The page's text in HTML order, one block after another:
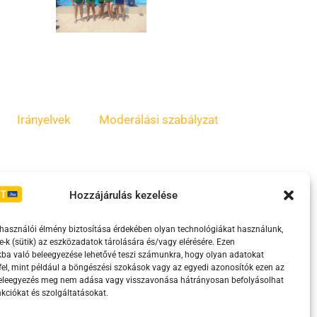
Hozzájárulás kezelése
élmény biztosítása érdekében olyan technológiákat használunk,
k (sütik) az eszközadatok tárolására és/vagy elérésére. Ezen
való beleegyezése lehetővé teszi számunkra, hogy olyan adatokat
mint például a böngészési szokások vagy az egyedi azonosítók ezen az
meg nem adása vagy visszavonása hátrányosan befolyásolhat
és szolgáltatásokat.
Irányelvek Moderálási szabályzat
támogatja.